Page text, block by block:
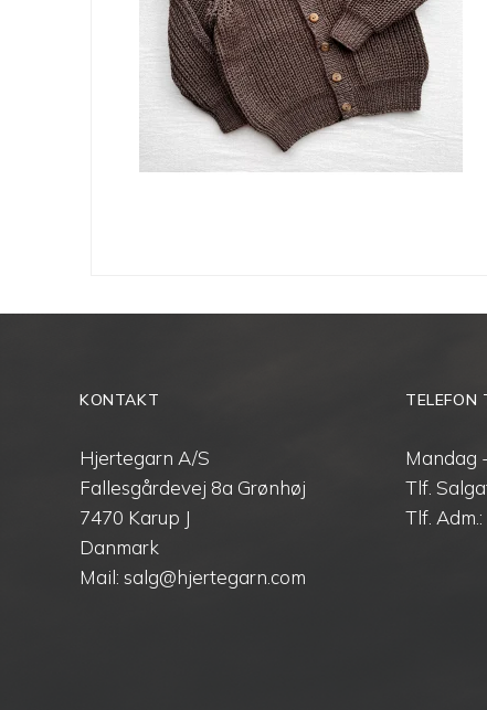
KONTAKT
Hjertegarn A/S
Fallesgårdevej 8a Grønhøj
7470 Karup J
Danmark
Mail: salg@hjertegarn.com
TELEFON
Mandag
Tlf.
Tlf. Adm.: